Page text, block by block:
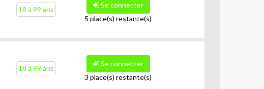
18 à 99 ans
Se connecter
5 place(s) restante(s)
18 à 99 ans
Se connecter
3 place(s) restante(s)